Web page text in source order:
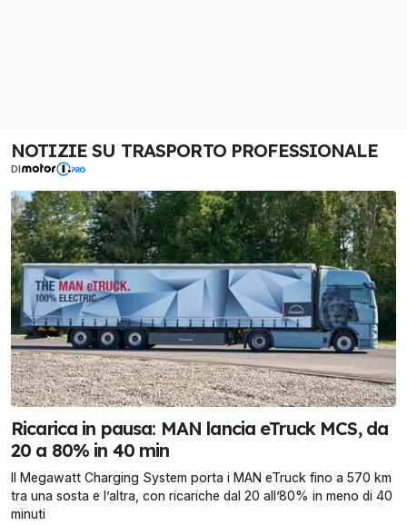
NOTIZIE SU TRASPORTO PROFESSIONALE
DI
Ricarica in pausa: MAN lancia eTruck MCS, da
20 a 80% in 40 min
Il Megawatt Charging System porta i MAN eTruck fino a 570 km
tra una sosta e l’altra, con ricariche dal 20 all’80% in meno di 40
minuti